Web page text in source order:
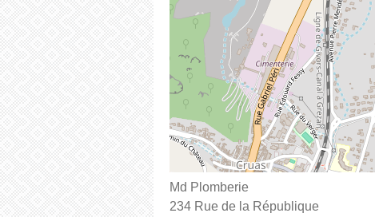
Md Plomberie
234 Rue de la République